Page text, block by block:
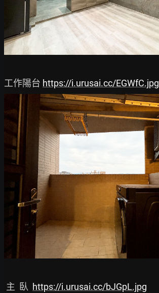
工作陽台 https://i.urusai.cc/EGWfC.jpg
主  臥 https://i.urusai.cc/bJGpL.jpg